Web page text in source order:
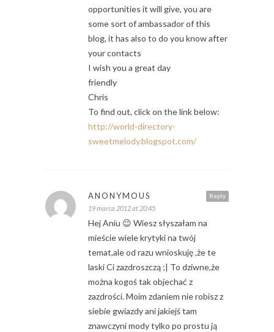
opportunities it will give, you are
some sort of ambassador of this
blog, it has also to do you know after
your contacts
I wish you a great day
friendly
Chris
To find out, click on the link below:
http://world-directory-
sweetmelody.blogspot.com/
Reply
ANONYMOUS
19 marca 2012 at 20:45
Hej Aniu 😉 Wiesz słyszałam na
mieście wiele krytyki na twój
temat,ale od razu wnioskuję ,że te
laski Ci zazdroszczą ;| To dziwne,że
można kogoś tak objechać z
zazdrości. Moim zdaniem nie robisz z
siebie gwiazdy ani jakiejś tam
znawczyni mody tylko po prostu ją